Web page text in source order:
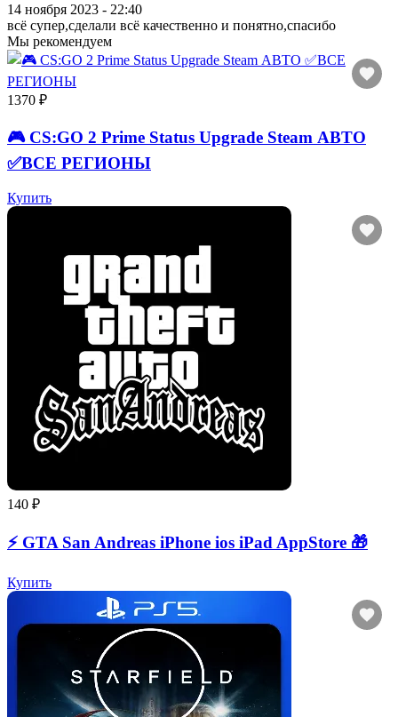
14 ноября 2023 - 22:40
всё супер,сделали всё качественно и понятно,спасибо
Мы рекомендуем
1370 ₽
🎮 CS:GO 2 Prime Status Upgrade Steam АВТО
✅ВСЕ РЕГИОНЫ
Купить
140 ₽
⚡️ GTA San Andreas iPhone ios iPad AppStore 🎁
Купить